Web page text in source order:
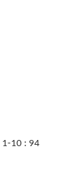
1-10 : 94